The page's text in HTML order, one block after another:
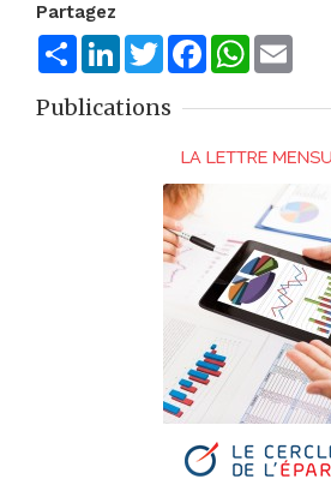
Partagez
ShareLinkedInTwitterFacebookWhatsApp
Publications